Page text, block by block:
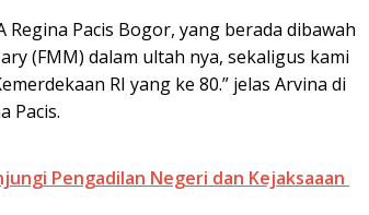
Pacis Bogor, yang berada dibawah
(FMM) dalam ultah nya, sekaligus kami
RI yang ke 80.” jelas Arvina di
Pacis.
Pengadilan Negeri dan Kejaksaaan